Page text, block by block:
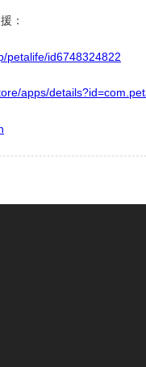
：
petalife/id6748324822
apps/